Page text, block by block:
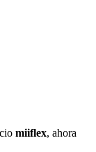
miiflex, ahora